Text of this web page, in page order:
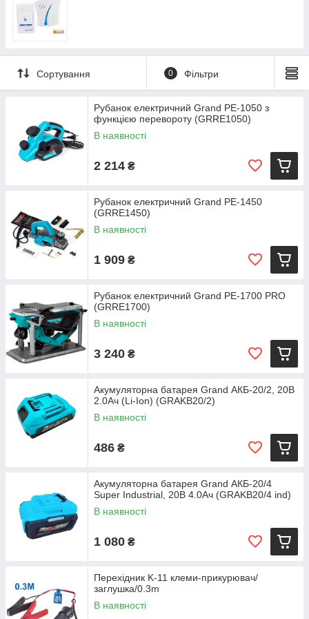
Сортування 0 Фільтри
Рубанок електричний Grand РЕ-1050 з
функцією перевороту (GRRE1050)
В наявності
2 214 ₴
Рубанок електричний Grand РЕ-1450
(GRRE1450)
В наявності
1 909 ₴
Рубанок електричний Grand PE-1700 PRO
(GRRE1700)
В наявності
3 240 ₴
Акумуляторна батарея Grand АКБ-20/2, 20В
2.0Ач (Li-Ion) (GRAKB20/2)
В наявності
486 ₴
Акумуляторна батарея Grand АКБ-20/4
Super Industrial, 20В 4.0Ач (GRAKB20/4 ind)
В наявності
1 080 ₴
Перехідник K-11 клеми-прикурювач/
заглушка/0.3m
В наявності